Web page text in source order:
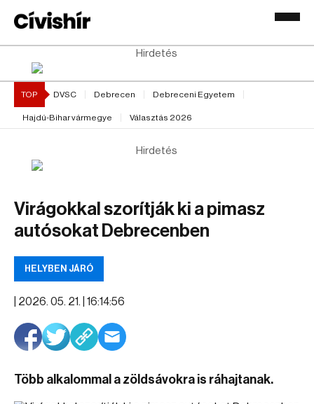
Hirdetés
TOP DVSC Debrecen Debreceni Egyetem
Hajdú-Bihar vármegye Választás 2026
Hirdetés
Virágokkal szorítják ki a pimasz
autósokat Debrecenben
HELYBEN JÁRÓ
2026. 05. 21. | 16:14:56
Több alkalommal a zöldsávokra is ráhajtanak.